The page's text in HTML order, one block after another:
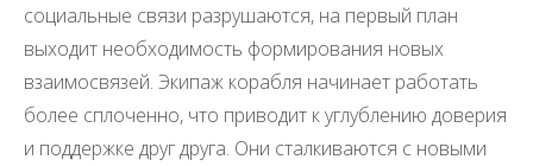
социальные связи разрушаются, на первый план
выходит необходимость формирования новых
взаимосвязей. Экипаж корабля начинает работать
более сплоченно, что приводит к углублению доверия
и поддержке друг друга. Они сталкиваются с новыми